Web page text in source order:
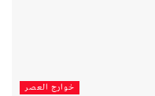
خوارج العصر